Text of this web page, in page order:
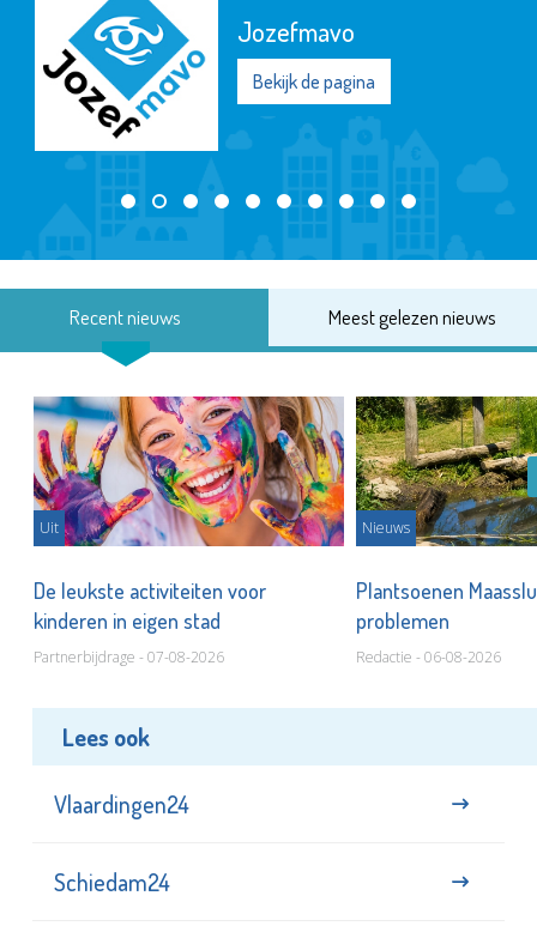
Jozefmavo
Bekijk de pagina
Recent nieuws Meest gelezen nieuws
Uit
De leukste activiteiten voor
kinderen in eigen stad
Partnerbijdrage - 07-08-2026
Nieuws
Plantsoenen
problemen
Redactie - 06-08-2026
Lees ook
Vlaardingen24
Schiedam24